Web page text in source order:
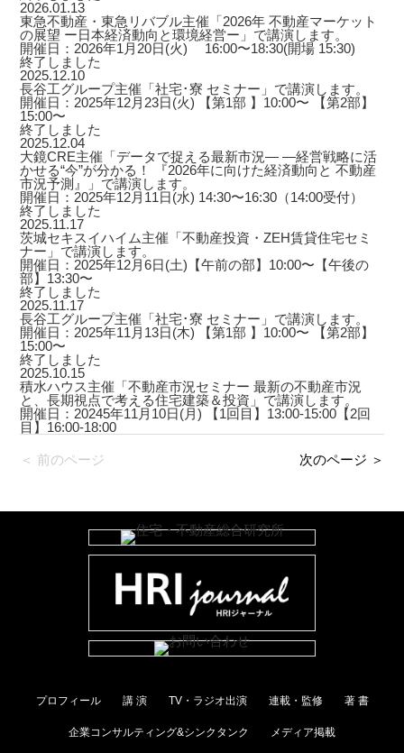
2026.01.13
東急不動産・東急リバブル主催「2026年 不動産マーケット
の展望 ー日本経済動向と環境経営ー」で講演します。
開催日：2026年1月20日(火) 16:00〜18:30(開場 15:30)
終了しました
2025.12.10
長谷工グループ主催「社宅･寮 セミナー」で講演します。
開催日：2025年12月23日(火) 【第1部 】10:00〜 【第2部】
15:00〜
終了しました
2025.12.04
大鏡CRE主催「データで捉える最新市況― ―経営戦略に活
かせる“今”が分かる！ 『2026年に向けた経済動向と 不動産
市況予測』」で講演します。
開催日：2025年12月11日(水) 14:30〜16:30（14:00受付）
終了しました
2025.11.17
茨城セキスイハイム主催「不動産投資・ZEH賃貸住宅セミ
ナー」で講演します。
開催日：2025年12月6日(土)【午前の部】10:00〜【午後の
部】13:30〜
終了しました
2025.11.17
長谷工グループ主催「社宅･寮 セミナー」で講演します。
開催日：2025年11月13日(木) 【第1部 】10:00〜 【第2部】
15:00〜
終了しました
2025.10.15
積水ハウス主催「不動産市況セミナー 最新の不動産市況
と、長期視点で考える住宅建築＆投資」で講演します。
開催日：20245年11月10日(月) 【1回目】13:00-15:00【2回
目】16:00-18:00
＜ 前のページ 次のページ ＞
プロフィール 講 演 TV・ラジオ出演 連載・監修 著 書
企業コンサルティング&シンクタンク メディア掲載